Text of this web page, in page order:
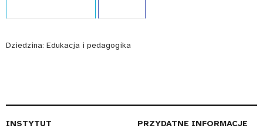
Dziedzina: Edukacja i pedagogika
INSTYTUT PRZYDATNE INFORMACJE